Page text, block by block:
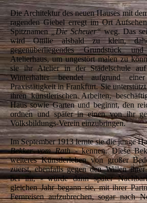
Die Architektur des neuen Hauses mit
ragenden Giebel erregt im Ort
Spitznamen„Die Scheuer“weg. Das
wird Ottilie alsbald zu klein,
gegenüberliegendes Grundstück
Atelierhaus, um ungestört malen zu
sie ihr Atelier in der Städelschule
Winterhalter beendet aufgrund
Praxistätigkeit in Frankfurt. Sie
ihren künstlerischen Arbeiten,
Haus sowie Garten und beginnt, den
ordnen und später in einen von ihr
Volksbildungs-Verein einzubringen.
Im September 1913 lernte sie die junge
Bekker vom Rath- kennen. Diese
weiteres Künstlerleben von großer
zuerst, ebenfalls gegen den Willen
bei ihr, - wurde dann später
gleichen Jahr begann sie, mit ihrer
Fernreisen aufzubrechen, sogar nach